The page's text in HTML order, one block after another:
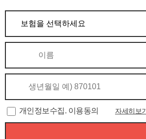
개인정보수집. 이용동의 자세히보기